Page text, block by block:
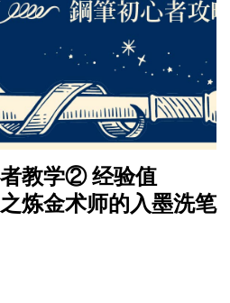
教学② 经验值
炼金术师的入墨洗笔